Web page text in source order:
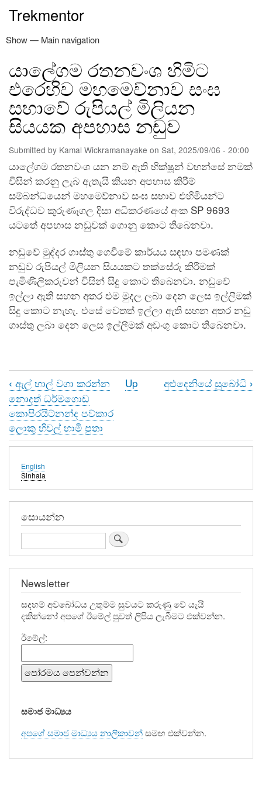
Trekmentor
Main
Show — Main navigation
අඳුරෙන් එළියට
කමල් වික්‍රමනායක
යාලේගම රතනවංශ හිමිට
එරෙහිව මහමෙව්නාව සංඝ
සභාවේ රුපියල් මිලියන
සියයක අපහාස නඩුව
Submitted by Kamal Wickramanayake on Sat, 2025/09/06 - 20:00
යාලේගම රතනවංශ යන නම් ඇති භික්ෂූන් වහන්සේ නමක්
විසින් කරනු ලැබ ඇතැයි කියන අපහාස කිරීම්
සම්බන්ධයෙන් මහමෙව්නාව සංඝ සභාව එහිමියන්ට
විරුද්ධව කුරුණෑගල දිසා අධිකරණයේ අංක SP 9693
යටතේ අපහාස නඩුවක් ගොනු කොට තිබෙනවා.
නඩුවේ මුද්දර ගාස්තු ගෙවීමේ කාර්යය සඳහා පමණක්
නඩුව රුපියල් මිලියන සියයකට තක්සේරු කිරීමක්
පැමිණිලිකරුවන් විසින් සිදු කොට තිබෙනවා. නඩුවේ
ඉල්ලා ඇති සහන අතර එම මුදල ලබා දෙන ලෙස ඉල්ලීමක්
සිදු කොට නැහැ. එසේ වෙතත් ඉල්ලා ඇති සහන අතර නඩු
ගාස්තු ලබා දෙන ලෙස ඉල්ලීමක් අඩංගු කොට තිබෙනවා.
Book
traversal
links
for
යාලේගම
රතනවංශ
හිමිට
එරෙහිව
මහමෙව්නාව
සංඝ
සභාවේ
රුපියල්
මිලියන
අපහාස
‹ ඇල් හාල් වගා කරන්න
නොදත් ධර්මගොඩ
කොපිරයිට්නන්ද පව්කාර
ලොකු හිවල් හාමි පුතා
Up අළුදෙනියේ සුබෝධි ›
English
Sinhala
සොයන්න
Search
Newsletter
සදහම් අවබෝධය උතුම්ම සුවයට කරුණු වේ යැයි
දකින්නෝ අපගේ ඊමේල් පුවත් ලිපිය ලැබීමට එක්වන්න.
ඊමේල්:
සමාජ මාධ්‍යය
අපගේ සමාජ මාධ්‍යය නාලිකාවන්සමඟ එක්වන්න.